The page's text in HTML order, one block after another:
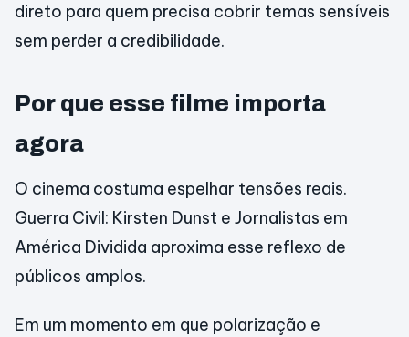
direto para quem precisa cobrir temas sensíveis
sem perder a credibilidade.
Por que esse filme importa
agora
O cinema costuma espelhar tensões reais.
Guerra Civil: Kirsten Dunst e Jornalistas em
América Dividida aproxima esse reflexo de
públicos amplos.
Em um momento em que polarização e